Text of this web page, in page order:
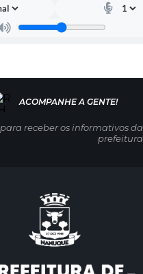
para receber os informativos da
prefeitura